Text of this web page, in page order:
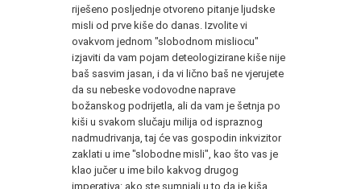
riješeno posljednje otvoreno pitanje ljudske
misli od prve kiše do danas. Izvolite vi
ovakvom jednom "slobodnom misliocu"
izjaviti da vam pojam deteologizirane kiše nije
baš sasvim jasan, i da vi lično baš ne vjerujete
da su nebeske vodovodne naprave
božanskog podrijetla, ali da vam je šetnja po
kiši u svakom slučaju milija od ispraznog
nadmudrivanja, taj će vas gospodin inkvizitor
zaklati u ime "slobodne misli", kao što vas je
klao jučer u ime bilo kakvog drugog
imperativa: ako ste sumnjali u to da je kiša